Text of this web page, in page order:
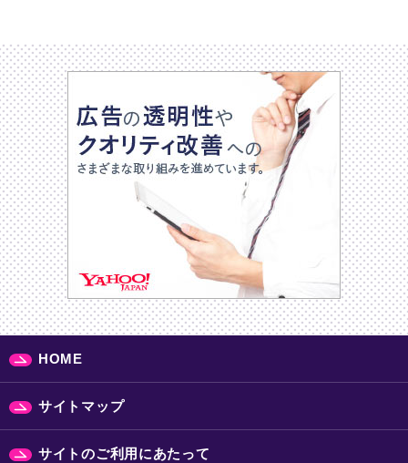
HOME
サイトマップ
サイトのご利用にあたって